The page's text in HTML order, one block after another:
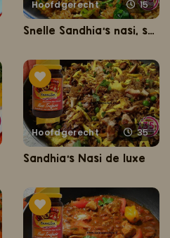
Hoofdgerecht 15
Snelle Sandhia's nasi, swietieeeeee mang!
Hoofdgerecht 35
Sandhia's Nasi de luxe